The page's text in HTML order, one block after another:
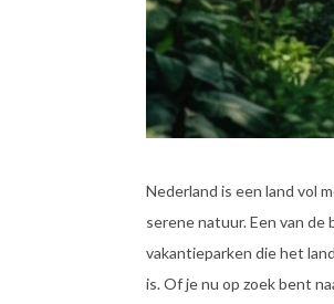
Nederland is een land vol
serene natuur. Een van
vakantieparken die het
is. Of je nu op zoek bent